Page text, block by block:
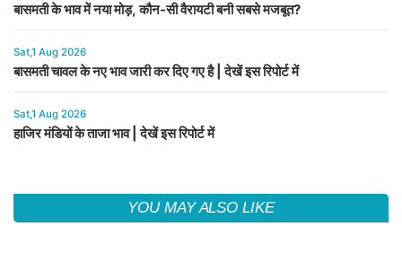
बासमती के भाव में नया मोड़, कौन-सी वैरायटी बनी सबसे मजबूत?
Sat,1 Aug 2026
बासमती चावल के नए भाव जारी कर दिए गए है | देखें इस रिपोर्ट में
Sat,1 Aug 2026
हाजिर मंडियों के ताजा भाव | देखें इस रिपोर्ट में
YOU MAY ALSO LIKE